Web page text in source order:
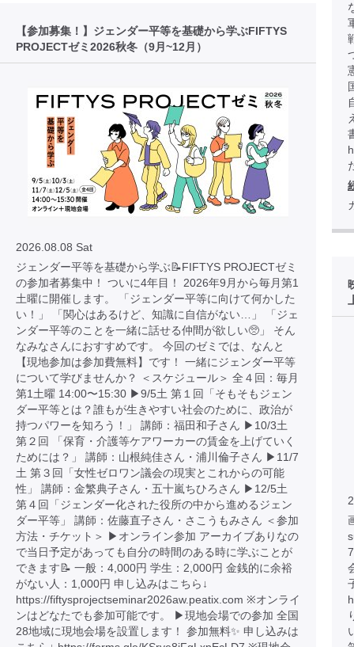
【参加募集！】ジェンダー平等を基礎から学ぶFIFTYS
PROJECTゼミ2026秋冬（9月~12月）
2026.08.08 Sat
ジェンダー平等を基礎から学ぶ📝FIFTYS PROJECTゼミ
の参加者募集中！ ついに4年目！ 2026年9月から毎月第1
土曜に開催します。 「ジェンダー平等に向けて何かした
い！」 「関心はあるけど、知識に自信がない…」 「ジェ
ンダー平等のことを一緒に話せる仲間が欲しい🥺」 そん
なみなさんにおすすめです。 今回のゼミでは、なんと
【現地参加は参加費無料】です！ 一緒にジェンダー平等
について学びませんか？ ＜スケジュール＞ 全４回：毎月
第1土曜 14:00〜15:30 ▶︎9/5土 第１回「そもそもジェン
ダー平等とは？誰もが生きやすい社会のために、政治が
持つパワーを知ろう！」 講師：福田和子さん ▶︎10/3土
第２回 「保育・介護等ケアワーカーの賃金を上げていく
ためには？」 講師：山根純佳さん・浦川倫子さん ▶︎11/7
土 第３回「女性ゼロワン議会の現実とこれからの可能
性」 講師：金繁典子さん・五十嵐ちひろさん ▶︎12/5土
第４回「ジェンダー化された役所の中から進めるジェン
ダー平等」 講師：佐藤直子さん・さこうもみさん ＜参加
方法・チケット＞ ▶︎オンライン参加 アーカイブありなの
で当日予定があっても自分の時間のある時に学ぶことが
できます📝 一般：4,000円 学生：2,000円 金銭的に余裕
がない人：1,000円 申し込みはこちら↓
https://fiftysprojectseminar2026aw.peatix.com ※オンライ
ンはどなたでも参加可能です。 ▶︎現地会場での参加 全国
28地域に現地会場を設置します！ 参加無料✨ 申し込みは